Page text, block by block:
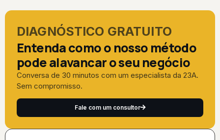
DIAGNÓSTICO GRATUITO
Entenda como o nosso método
pode alavancar o seu negócio
Conversa de 30 minutos com um especialista da 23A.
Sem compromisso.
Fale com um consultor